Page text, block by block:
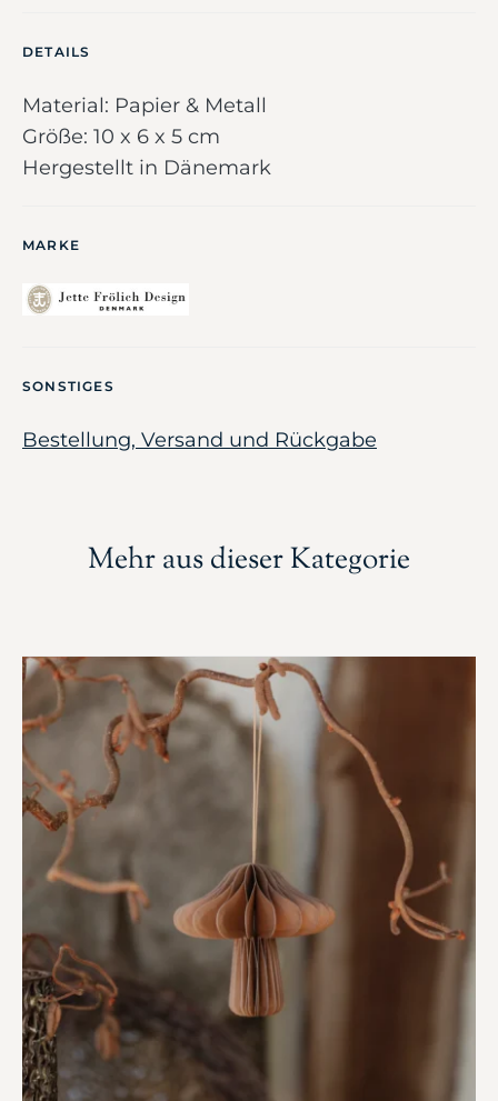
DETAILS
Material: Papier & Metall
Größe: 10 x 6 x 5 cm
Hergestellt in Dänemark
MARKE
SONSTIGES
Bestellung, Versand und Rückgabe
Mehr aus dieser Kategorie